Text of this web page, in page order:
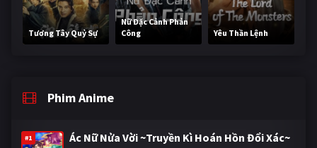
Tương Tây Quỷ Sự
Nữ Đặc Cảnh Phản
Công
Yêu Thần Lệnh
Phim Anime
#1 Ác Nữ Nửa Vời ~Truyền Kì Hoán Hồn Đổi Xác~